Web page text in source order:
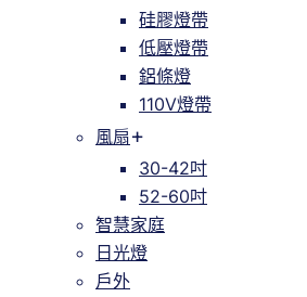
硅膠燈帶
低壓燈帶
鋁條燈
110V燈帶
風扇
30-42吋
52-60吋
智慧家庭
日光燈
戶外